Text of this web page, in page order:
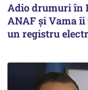
Adio drumuri în
ANAF și Vama
un registru